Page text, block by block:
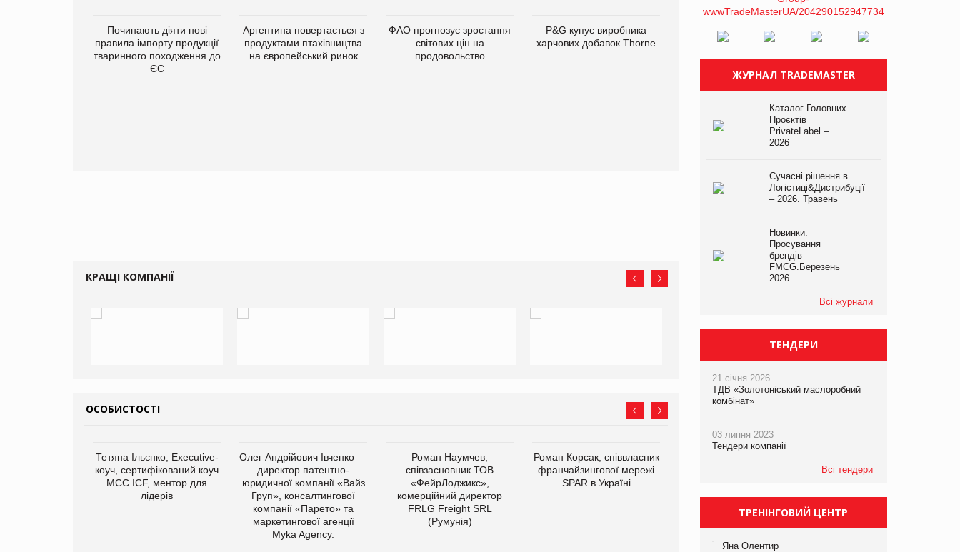
Починають діяти нові
правила імпорту продукції
тваринного походження до
ЄС
Аргентина повертається з
продуктами птахівництва
на європейський ринок
ФАО прогнозує зростання
світових цін на
продовольство
P&G купує виробника
харчових добавок Thorne
Bosch заявила про повне
знищення своєї продукції
хвостатих: у VARUS
КРАЩІ КОМПАНІЇ
ОСОБИСТОСТІ
Тетяна Ільєнко, Executive-
коуч, сертифікований коуч
МСС ICF, ментор для
лідерів
Олег Андрійович Івченко —
директор патентно-
юридичної компанії «Вайз
Груп», консалтингової
компанії «Парето» та
маркетингової агенції
Myka Agency.
Роман Наумчев,
співзасновник ТОВ
«ФейрЛоджикс»,
комерційний директор
FRLG Freight SRL
(Румунія)
Роман Корсак, співвласник
франчайзингової мережі
SPAR в Україні
виробництва
компанії «УкраМарин»
ЖУРНАЛ TRADEMASTER
Каталог Головних
Проєктів
PrivateLabel –
2026
Сучасні рішення в
Логістиці&Дистрибуції
– 2026. Травень
Новинки.
Просування
брендів
FMCG.Березень
2026
Всі журнали
ТЕНДЕРИ
21 січня 2026
ТДВ «Золотоніський маслоробний
комбінат»
03 липня 2023
Тендери компанії
Всі тендери
ТРЕНІНГОВИЙ ЦЕНТР
Яна Олентир